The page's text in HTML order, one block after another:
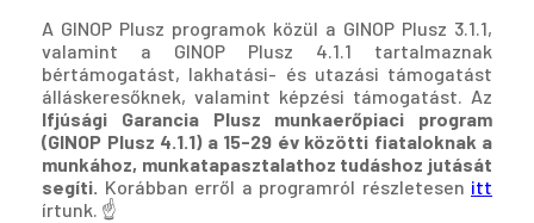
A GINOP Plusz programok közül a GINOP Plusz 3.1.1,
valamint a GINOP Plusz 4.1.1 tartalmaznak
bértámogatást, lakhatási- és utazási támogatást
álláskeresőknek, valamint képzési támogatást. Az
Ifjúsági Garancia Plusz munkaerőpiaci program
(GINOP Plusz 4.1.1) a 15-29 év közötti fiataloknak a
munkához, munkatapasztalathoz tudáshoz jutását
segíti. Korábban erről a programról részletesen itt
írtunk. ☝️